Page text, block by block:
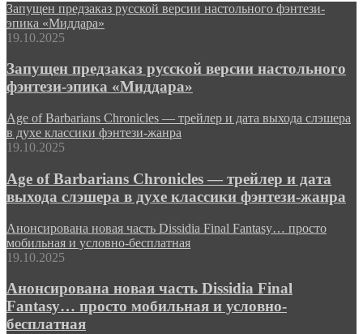
Запущен предзаказ русской версии настольного фэнтези-
эпика «Миддара»
19.10.2025
Запущен предзаказ русской версии настольного
фэнтези-эпика «Миддара»
Age of Barbarians Chronicles — трейлер и дата выхода слэшера
в духе классики фэнтези-жанра
19.10.2025
Age of Barbarians Chronicles — трейлер и дата
выхода слэшера в духе классики фэнтези-жанра
Анонсирована новая часть Dissidia Final Fantasy… просто
мобильная и условно-бесплатная
19.10.2025
Анонсирована новая часть Dissidia Final
Fantasy… просто мобильная и условно-
бесплатная